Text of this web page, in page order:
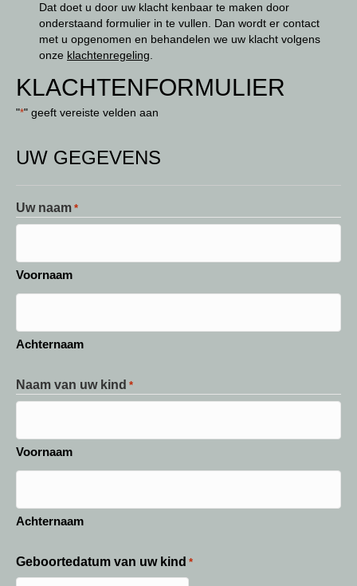
Dat doet u door uw klacht kenbaar te maken door
onderstaand formulier in te vullen. Dan wordt er contact
met u opgenomen en behandelen we uw klacht volgens
onze klachtenregeling.
KLACHTENFORMULIER
"*" geeft vereiste velden aan
UW GEGEVENS
Uw naam *
Voornaam
Achternaam
Naam van uw kind *
Voornaam
Achternaam
Geboortedatum van uw kind *